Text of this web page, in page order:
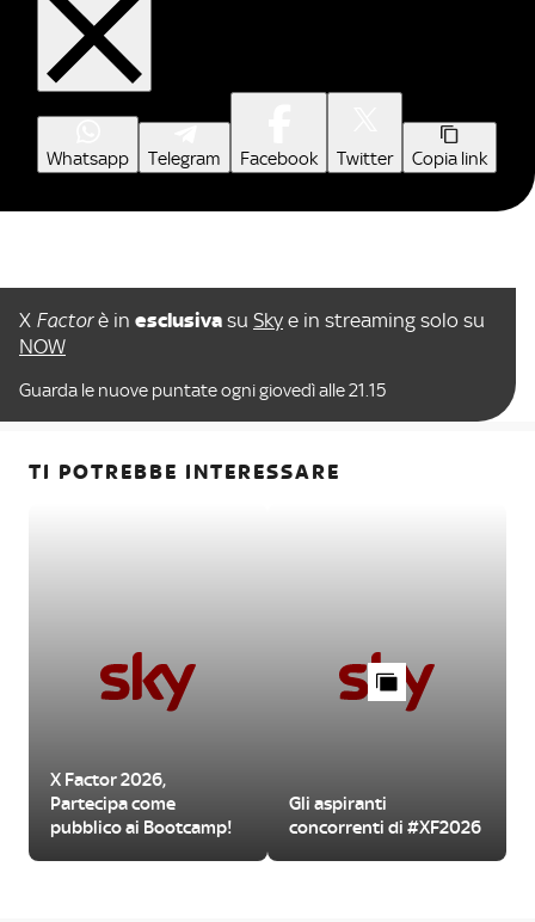
Whatsapp Telegram Facebook Twitter Copia link
X Factorè in esclusiva su Sky e in streaming solo su
NOW
Guarda le nuove puntate ogni giovedì alle 21.15
TI POTREBBE INTERESSARE
X Factor 2026,
Partecipa come
pubblico ai Bootcamp!
Gli aspiranti
concorrenti di #XF2026